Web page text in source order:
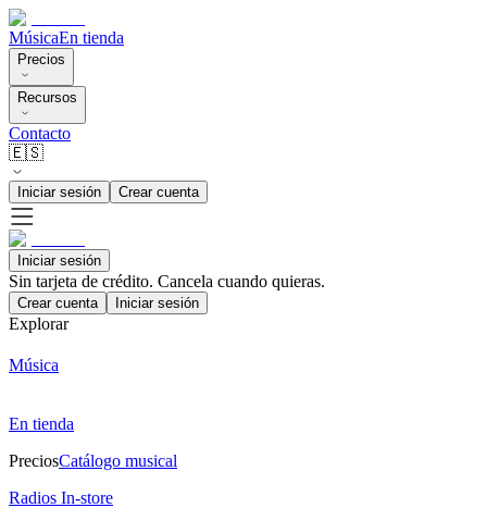
MúsicaEn tienda
Precios
Recursos
Contacto
🇪🇸
Iniciar sesión Crear cuenta
Iniciar sesión
Sin tarjeta de crédito. Cancela cuando quieras.
Crear cuenta Iniciar sesión
Explorar
Música
En tienda
PreciosCatálogo musical
Radios In-store